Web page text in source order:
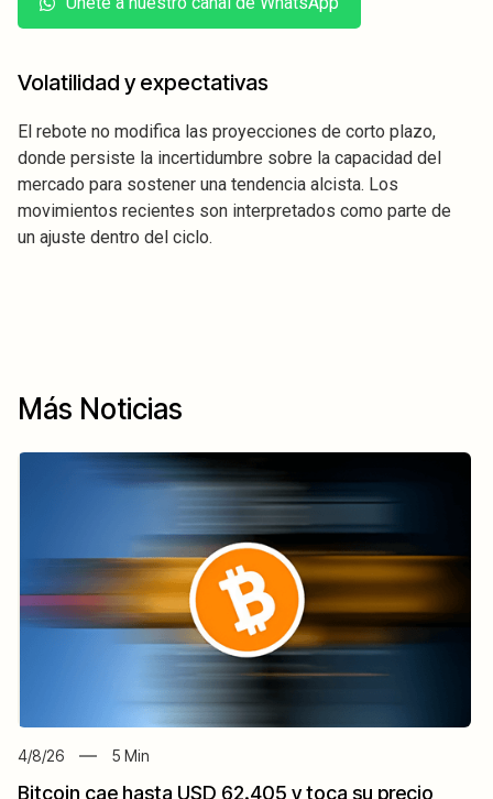
Volatilidad y expectativas
El rebote no modifica las proyecciones de corto plazo,
donde persiste la incertidumbre sobre la capacidad del
mercado para sostener una tendencia alcista. Los
movimientos recientes son interpretados como parte de
un ajuste dentro del ciclo.
Más Noticias
4/8/26 5 Min
Bitcoin cae hasta USD 62.405 y toca su precio